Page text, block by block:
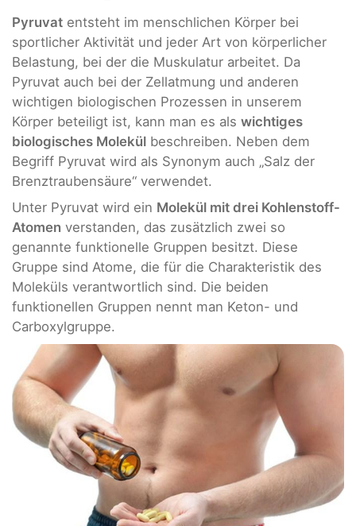
Pyruvat entsteht im menschlichen Körper bei
sportlicher Aktivität und jeder Art von körperlicher
Belastung, bei der die Muskulatur arbeitet. Da
Pyruvat auch bei der Zellatmung und anderen
wichtigen biologischen Prozessen in unserem
Körper beteiligt ist, kann man es als wichtiges
biologisches Molekül beschreiben. Neben dem
Begriff Pyruvat wird als Synonym auch „Salz der
Brenztraubensäure“ verwendet.
Unter Pyruvat wird ein Molekül mit drei Kohlenstoff-
Atomen verstanden, das zusätzlich zwei so
genannte funktionelle Gruppen besitzt. Diese
Gruppe sind Atome, die für die Charakteristik des
Moleküls verantwortlich sind. Die beiden
funktionellen Gruppen nennt man Keton- und
Carboxylgruppe.